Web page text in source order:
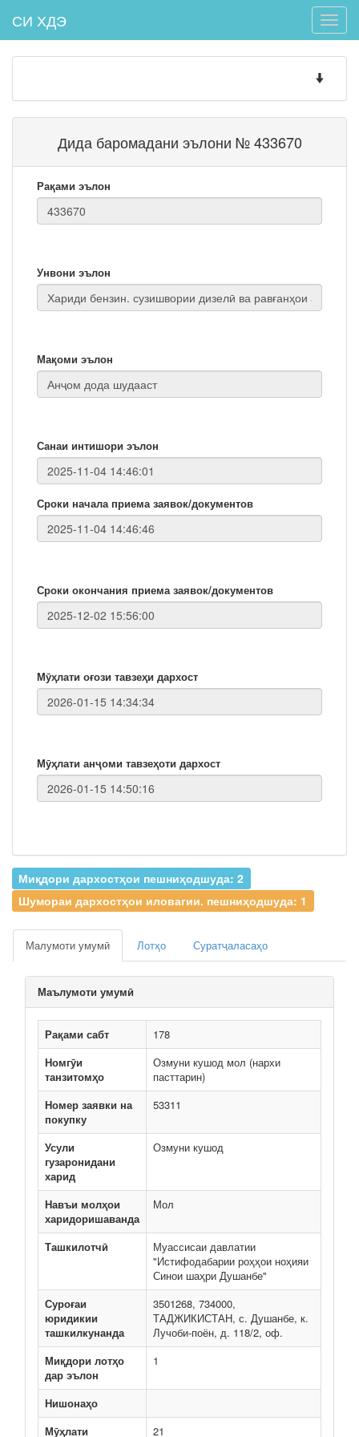
Toggle
СИ ХДЭ
Toggle
Дида баромадани эълони № 433670
Рақами эълон
Унвони эълон
Мақоми эълон
Санаи интишори эълон
Сроки начала приема заявок/документов
Сроки окончания приема заявок/документов
Мӯҳлати оғози тавзеҳи дархост
Мӯҳлати анҷоми тавзеҳоти дархост
Миқдори дархостҳои пешниҳодшуда: 2
Шумораи дархостҳои иловагии. пешниҳодшуда: 1
Малумоти умумӣ Лотҳо Суратҷаласаҳо
Маълумоти умумӣ
Рақами сабт
178
Номгӯи
танзитомҳо
Озмуни кушод мол (нархи
пасттарин)
Номер заявки на
покупку
53311
Усули
гузаронидани
харид
Озмуни кушод
Навъи молҳои
харидоришаванда
Мол
Ташкилотчӣ
Муассисаи давлатии
"Истифодабарии роҳҳои ноҳияи
Синои шаҳри Душанбе"
Суроғаи
юридикии
ташкилкунанда
3501268, 734000,
ТАДЖИКИСТАН, с. Душанбе, к.
Лучоби-поён, д. 118/2, оф.
Миқдори лотҳо
дар эълон
1
Нишонаҳо
Мӯҳлати
21